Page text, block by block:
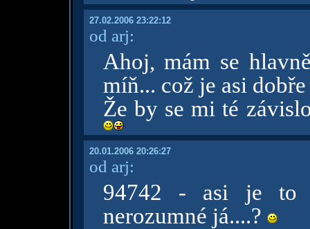
27.02.2006 23:22:12
od arj:
Ahoj, mám se
míň... což je asi
Že by se mi té
20.01.2006 20:26:27
od arj:
94742 - asi je to
nerozumné já....?